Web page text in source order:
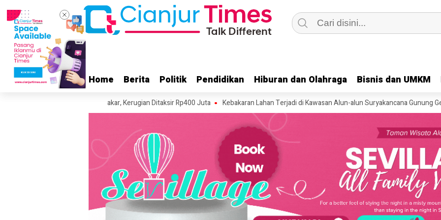
Home Berita Politik Pendidikan Hiburan dan Olahraga Bisnis dan UMKM
Home Berita Politik Pendidikan Hiburan dan Olahraga Bisnis dan UMKM
Sukaluyu Cianjur Terbakar, Kerugian Ditaksir Rp400 Juta Kebakaran Lahan Terjadi di Kawasan Alun-alun Suryakancana Gunung Gede